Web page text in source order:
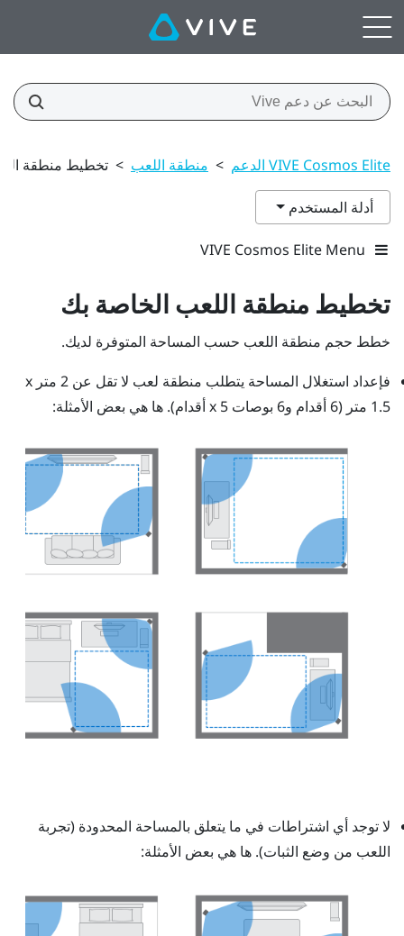
VIVE Cosmos Elite الدعم > منطقة اللعب > تخطيط منطقة
أدلة المستخدم
VIVE Cosmos Elite Menu
تخطيط منطقة اللعب الخاصة بك
خطط حجم منطقة اللعب حسب المساحة المتوفرة لديك.
فإعداد استغلال المساحة يتطلب منطقة لعب لا تقل عن 2 متر x
1.5 متر (6 أقدام و6 بوصات x 5 أقدام). ها هي بعض الأمثلة:
لا توجد أي اشتراطات في ما يتعلق بالمساحة المحدودة (تجربة
اللعب من وضع الثبات). ها هي بعض الأمثلة: